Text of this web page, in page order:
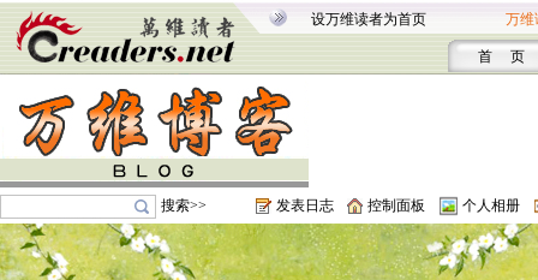
设万维读者为首页 万维
首 页
搜索>> 发表日志 控制面板 个人相册